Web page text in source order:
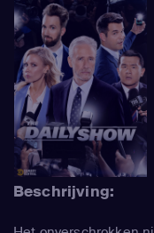
Beschrijving: